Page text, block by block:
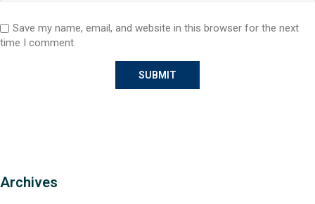
Save my name, email, and website in this browser for the next
time I comment.
Archives